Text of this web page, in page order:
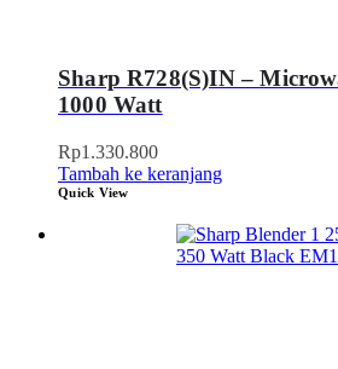
Sharp R728(S)IN –
1000 Watt
Rp1.330.800
Tambah ke keranjang
Quick View